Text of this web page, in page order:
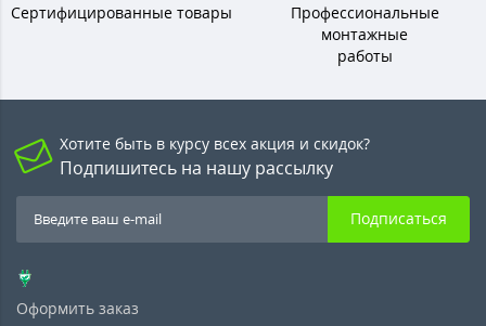
Сертифицированные товары
Профессиональные
монтажные
работы
Хотите быть в курсу всех акция и скидок?
Подпишитесь на нашу рассылку
Подписаться
Оформить заказ